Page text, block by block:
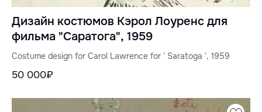
Дизайн костюмов Кэрол Лоуренс для
фильма "Саратога", 1959
Costume design for Carol Lawrence for ' Saratoga ', 1959
50 000₽